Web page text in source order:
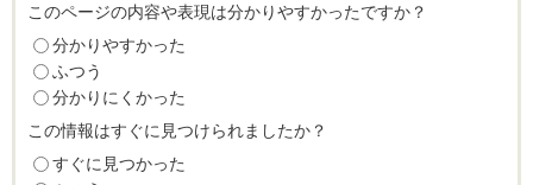
このページの内容や表現は分かりやすかったですか？
分かりやすかった
ふつう
分かりにくかった
この情報はすぐに見つけられましたか？
すぐに見つかった